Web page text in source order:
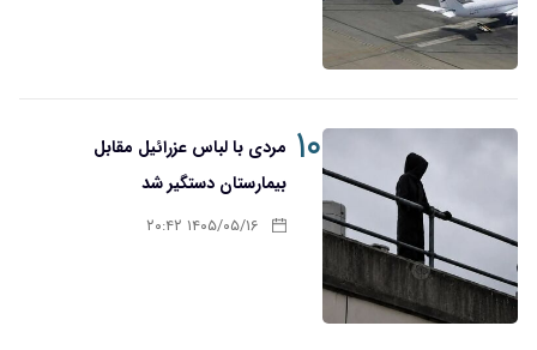
۱۰ مردی با لباس عزرائیل مقابل
بیمارستان دستگیر شد
۱۴۰۵/۰۵/۱۶ ۲۰:۴۲